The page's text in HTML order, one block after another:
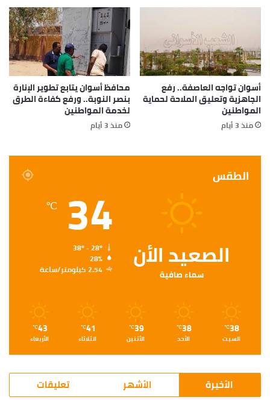
أسوان تواجه العاصفة.. رفع
الجاهزية وتعليق الملاحة لحماية
المواطنين
منذ 3 أيام
محافظ أسوان يتابع تطوير الإنارة
بنصر النوبة.. ورفع كفاءة الطرق
لخدمة المواطنين
منذ 3 أيام
الطقس
الصعيد الأن
سماء صافية
34
℃
28%
2.54 كيلومتر/ساعة
38
℃
السبت
38
℃
الأحد
39
℃
الأثنين
41
℃
الثلاثاء
43
℃
الأربعاء
الأخيرة الأشهر تعليقات